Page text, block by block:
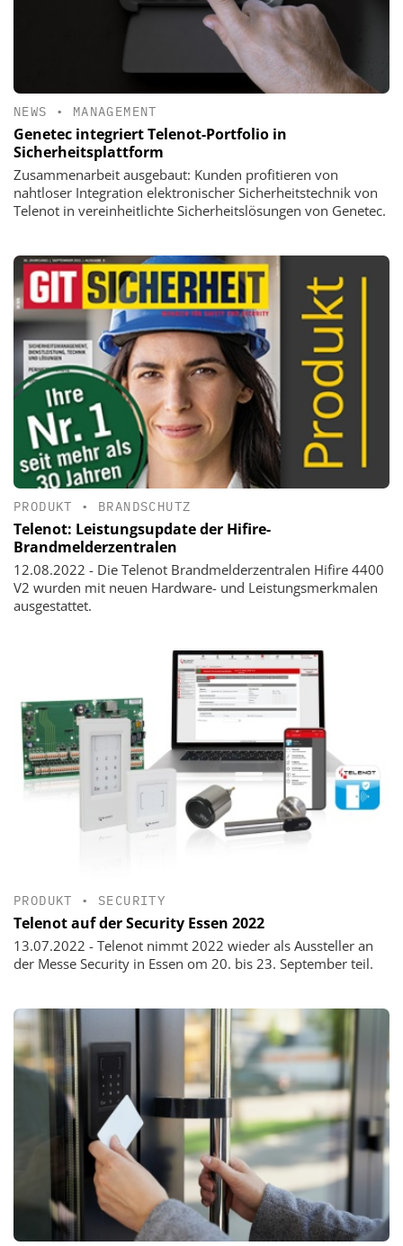
NEWS • MANAGEMENT
Genetec integriert Telenot-Portfolio in
Sicherheitsplattform
Zusammenarbeit ausgebaut: Kunden profitieren von
nahtloser Integration elektronischer Sicherheitstechnik von
Telenot in vereinheitlichte Sicherheitslösungen von Genetec.
PRODUKT • BRANDSCHUTZ
Telenot: Leistungsupdate der Hifire-
Brandmelderzentralen
12.08.2022 - Die Telenot Brandmelderzentralen Hifire 4400
V2 wurden mit neuen Hardware- und Leistungsmerkmalen
ausgestattet.
PRODUKT • SECURITY
Telenot auf der Security Essen 2022
13.07.2022 - Telenot nimmt 2022 wieder als Aussteller an
der Messe Security in Essen om 20. bis 23. September teil.